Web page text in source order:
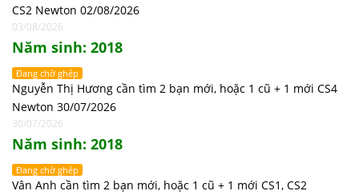
CS2 Newton 02/08/2026
03/08/2026
Năm sinh: 2018
Đang chờ ghép
Nguyễn Thị Hương cần tìm 2 bạn mới, hoặc 1 cũ + 1 mới CS4
Newton 30/07/2026
30/07/2026
Năm sinh: 2018
Đang chờ ghép
Vân Anh cần tìm 2 bạn mới, hoặc 1 cũ + 1 mới CS1, CS2